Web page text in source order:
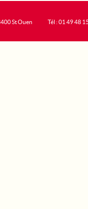
St Ouen
Tél : 01 49 48